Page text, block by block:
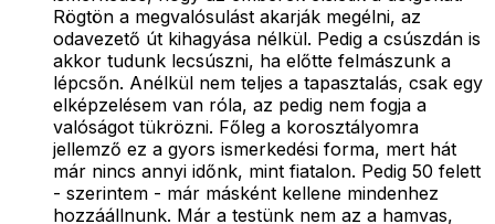
Rögtön a megvalósulást akarják megélni, az
odavezető út kihagyása nélkül. Pedig a csúszdán is
akkor tudunk lecsúszni, ha előtte felmászunk a
lépcsőn. Anélkül nem teljes a tapasztalás, csak egy
elképzelésem van róla, az pedig nem fogja a
valóságot tükrözni. Főleg a korosztályomra
jellemző ez a gyors ismerkedési forma, mert hát
már nincs annyi időnk, mint fiatalon. Pedig 50 felett
- szerintem - már másként kellene mindenhez
hozzáállnunk. Már a testünk nem az a hamvas,